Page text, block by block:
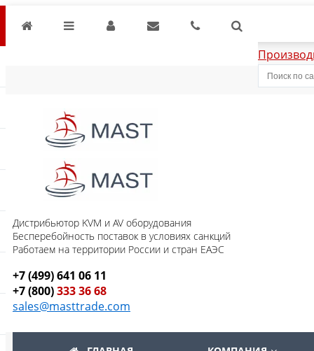
Дистрибьютор KVM и AV оборудования
Бесперебойность поставок в условиях санкций
Работаем на территории России и стран ЕАЭС
+7 (499) 641 06 11
+7 (800)333 36 68
sales@masttrade.com